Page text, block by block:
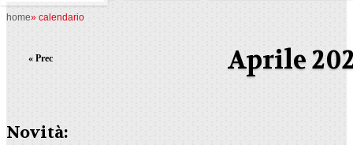
home» calendario
Aprile
« Prec
Novità: